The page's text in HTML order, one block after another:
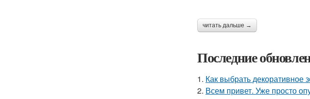
читать дальше →
Последние
1. Как выбрать декоративное
2. Всем привет. Уже просто